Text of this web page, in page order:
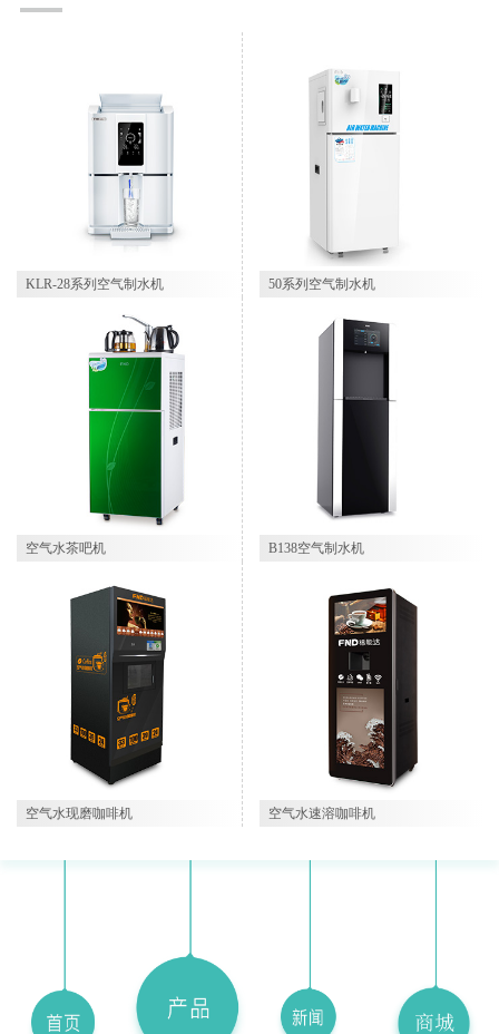
KLR-28系列空气制水机 50系列空气制水机
空气水茶吧机 B138空气制水机
空气水现磨咖啡机 空气水速溶咖啡机